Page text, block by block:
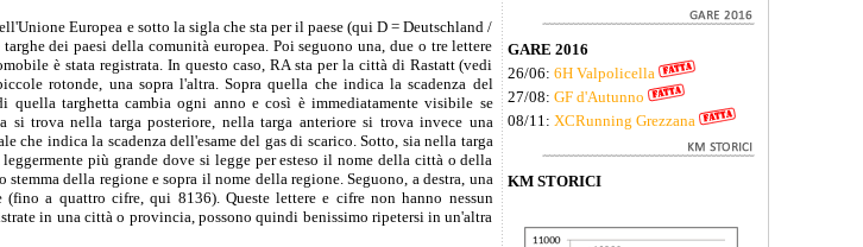
Europea e sotto la sigla che sta per il paese (qui D = Deutschland /
dei paesi della comunità europea. Poi seguono una, due o tre lettere
è stata registrata. In questo caso, RA sta per la città di Rastatt (vedi
rotonde, una sopra l'altra. Sopra quella che indica la scadenza del
targhetta cambia ogni anno e così è immediatamente visibile se
si trova nella targa posteriore, nella targa anteriore si trova invece una
che indica la scadenza dell'esame del gas di scarico. Sotto, sia nella targa
più grande dove si legge per esteso il nome della città o della
della regione e sopra il nome della regione. Seguono, a destra, una
a quattro cifre, qui 8136). Queste lettere e cifre non hanno nessun
in una città o provincia, possono quindi benissimo ripetersi in un'altra
GARE 2016
26/06: 6H Valpolicella
27/08: GF d'Autunno
08/11: XCRunning Grezzana
KM STORICI